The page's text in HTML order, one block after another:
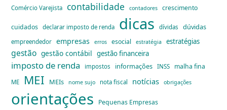
Comércio Varejista
contabilidade contadores crescimento
cuidados declarar imposto de renda dicas dívidas dúvidas
empreendedor empresas erros esocial estratégia estratégias
gestão gestão contábil gestão financeira
imposto de renda impostos informações INSS malha fina
ME MEI MEIs nome sujo nota fiscal notícias obrigações
orientações Pequenas Empresas